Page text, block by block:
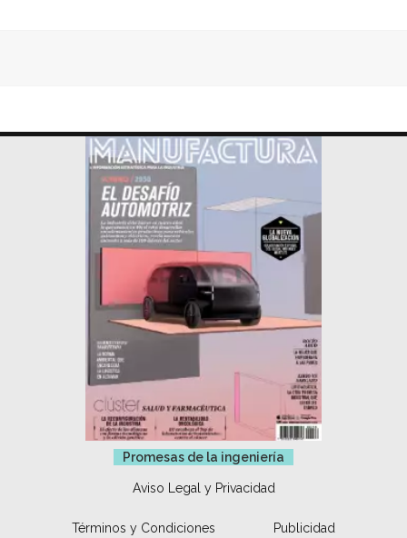
Promesas de la ingeniería
Aviso Legal y Privacidad
Términos y Condiciones Publicidad